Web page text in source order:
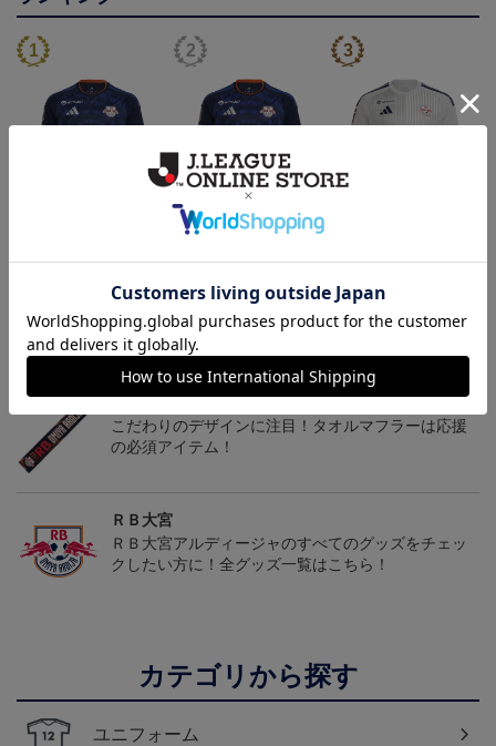
24,200円
2026/27オーセンティッ
19,800円
会員特典
19,800円
会員特典
トピックス
ＲＢ大宮
こだわりのデザインに注目！タオルマフラーは応援
の必須アイテム！
ＲＢ大宮
ＲＢ大宮アルディージャのすべてのグッズをチェッ
クしたい方に！全グッズ一覧はこちら！
カテゴリから探す
ユニフォーム